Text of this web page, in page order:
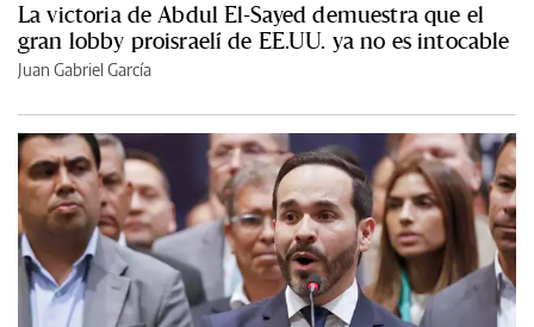
La victoria de Abdul El-Sayed demuestra que el
gran lobby proisraelí de EE.UU. ya no es intocable
Juan Gabriel García